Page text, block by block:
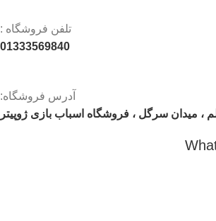
تلفن فروشگاه :
01333569840
آدرس فروشگاه:
، میدان سرگل ، فروشگاه اسباب بازی ژوپیتر